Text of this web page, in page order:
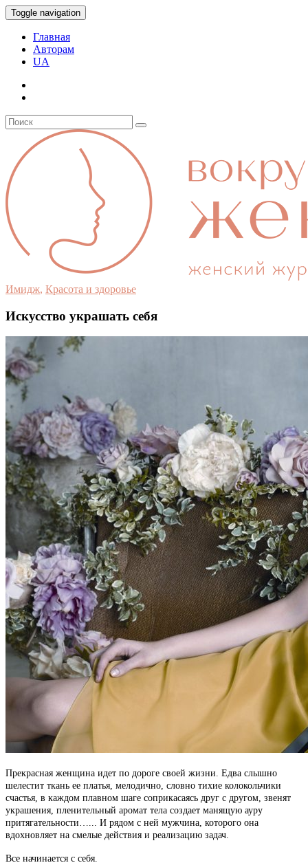
Toggle navigation
Главная
Авторам
UA
Имидж, Красота и здоровье
Искусство украшать себя
Прекрасная женщина идет по дороге своей жизни. Едва слышно
шелестит ткань ее платья, мелодично, словно тихие колокольчики
счастья, в каждом плавном шаге соприкасаясь друг с другом, звенят
украшения, пленительный аромат тела создает манящую ауру
притягательности…... И рядом с ней мужчина, которого она
вдохновляет на смелые действия и реализацию задач.
Все начинается с себя.